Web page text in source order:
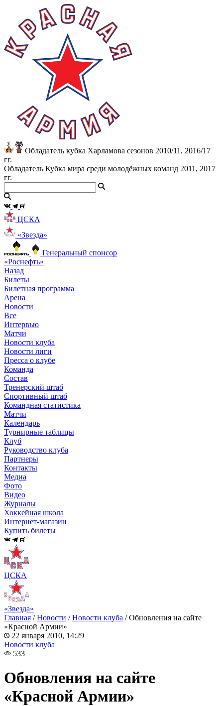
Обладатель кубка Харламова сезонов 2010/11, 2016/17
гг.
Обладатель Кубка мира среди молодёжных команд 2011, 2017
гг.
ЦСКА
«Звезда»
Генеральный спонсор
«Роснефть»
Назад
Билеты
Билетная программа
Арена
Новости
Все
Интервью
Матчи
Новости клуба
Новости лиги
Пресса о клубе
Команда
Состав
Тренерский штаб
Спортивный штаб
Командная статистика
Матчи
Календарь
Турнирные таблицы
Клуб
Руководство клуба
Партнеры
Контакты
Медиа
Фото
Видео
Журналы
Хоккейная школа
Интернет-магазин
Купить билеты
ЦСКА
«Звезда»
Главная /Новости /Новости клуба /Обновления на сайте
«Красной Армии»
22 января 2010, 14:29
Новости клуба
533
Обновления на сайте
«Красной Армии»